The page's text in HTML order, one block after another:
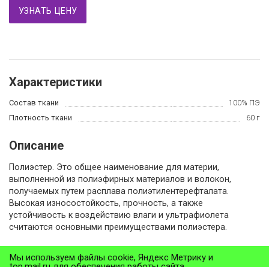
УЗНАТЬ ЦЕНУ
Характеристики
Состав ткани
100% ПЭ
Плотность ткани
60 г
Описание
Полиэстер. Это общее наименование для материи,
выполненной из полиэфирных материалов и волокон,
получаемых путем расплава полиэтилентерефталата.
Высокая износостойкость, прочность, а также
устойчивость к воздействию влаги и ультрафиолета
считаются основными преимуществами полиэстера.
Назад в раздел
Мы используем файлы cookie, Яндекс Метрику и